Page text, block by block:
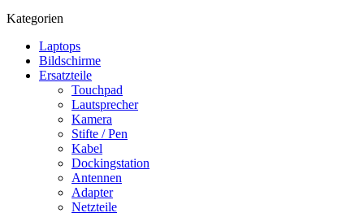
Kategorien
Laptops
Bildschirme
Ersatzteile
Touchpad
Lautsprecher
Kamera
Stifte / Pen
Kabel
Dockingstation
Antennen
Adapter
Netzteile